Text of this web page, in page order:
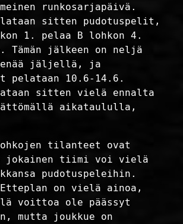
runkosarjapäivä.
sitten pudotuspelit,
1. pelaa B lohkon 4.
Tämän jälkeen on neljä
enää jäljellä, ja
pelataan 10.6-14.6.
sitten vielä ennalta
aikataululla,
tilanteet ovat
tiimi voi vielä
pudotuspeleihin.
Etteplan on vielä ainoa,
voittoa ole päässyt
mutta joukkue on